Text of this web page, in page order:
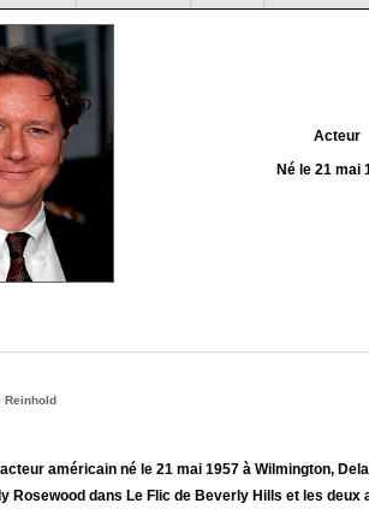
Acteur
Né le 21 mai
Reinhold
américain né le 21 mai 1957 à Wilmington,
Rosewood dans Le Flic de Beverly Hills et les deux